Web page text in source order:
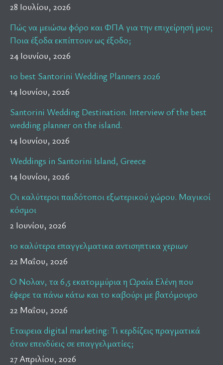
28 Ιουλίου, 2026
Πώς να μειώσω φόρο και ΦΠΑ για την επιχείρησή μου;
Ποια έξοδα εκπίπτουν ως έξοδο;
24 Ιουνίου, 2026
10 best Santorini Wedding Planners 2026
14 Ιουνίου, 2026
Santorini Wedding Destination. Interview of the best
wedding planner on the island.
14 Ιουνίου, 2026
Weddings in Santorini Island, Greece
14 Ιουνίου, 2026
Οι καλύτεροι παιδότοποι εξωτερικού χώρου. Μαγικοί
κόσμοι
2 Ιουνίου, 2026
10 καλύτερα επαγγελματικα αντισηπτικα χεριων
22 Μαΐου, 2026
Ο Νολαν, τα 6,5 εκατομμύρια η Ωραία Ελένη που
έφερε τα πάνω κάτω και το καβούρι με βατόμουρο
22 Μαΐου, 2026
Εταιρεια digital marketing: Τι κερδίζεις πραγματικά
όταν επενδύεις σε επαγγελματίες;
27 Απριλίου, 2026